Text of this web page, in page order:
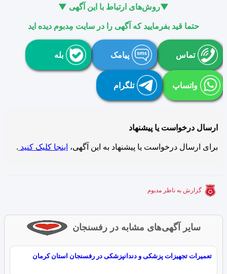
▼روش‌های ارتباط با این آگهی ▼
حتما قید بفرمایید که آگهی را در سایت مِدبوم دیده اید
تماس پیامک بله
واتساپ تلگرام
ارسال درخواست یا پیشنهاد
برای ارسال درخواست یا پیشنهاد به این آگهی، اینجا کلیک کنید .
گزارش به ناظر مدبوم
سایر آگهی‌های مشابه در رفسنجان
تعمیرات تجهیزات پزشکی و دندانپزشکی در رفسنجان استان کرمان